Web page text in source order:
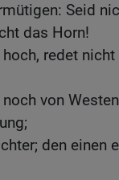
Seid
das Horn!
redet
von
den einen